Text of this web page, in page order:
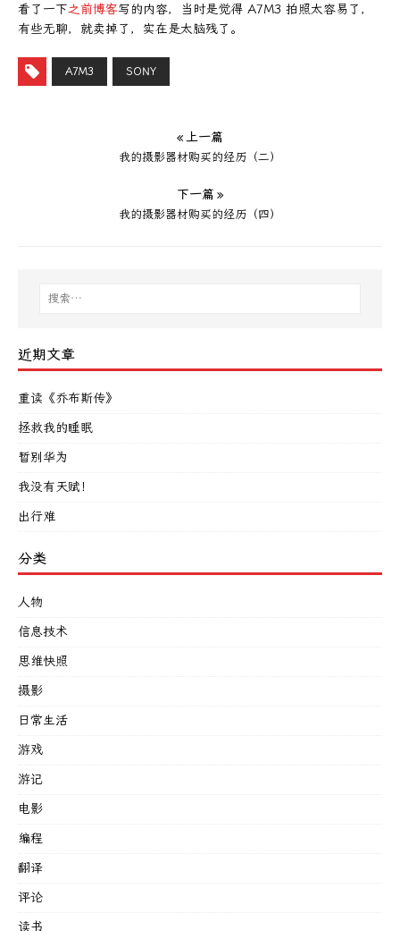
看了一下之前博客写的内容，当时是觉得 A7M3 拍照太容易了，
有些无聊，就卖掉了，实在是太脑残了。
A7M3 SONY
« 上一篇
我的摄影器材购买的经历（二）
下一篇 »
我的摄影器材购买的经历（四）
近期文章
重读《乔布斯传》
拯救我的睡眠
暂别华为
我没有天赋！
出行难
分类
人物
信息技术
思维快照
摄影
日常生活
游戏
游记
电影
编程
翻译
评论
读书